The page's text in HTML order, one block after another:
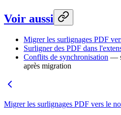
Voir aussi
Migrer les surlignages PDF
Surligner des PDF dans
Conflits de synchronisation —
après migration
Migrer les surlignages PDF vers le